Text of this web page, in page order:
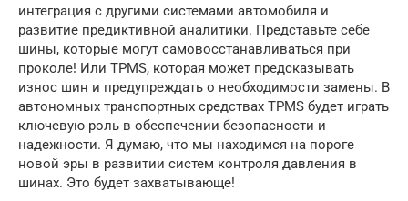
интеграция с другими системами автомобиля и
развитие предиктивной аналитики. Представьте себе
шины, которые могут самовосстанавливаться при
проколе! Или TPMS, которая может предсказывать
износ шин и предупреждать о необходимости замены. В
автономных транспортных средствах TPMS будет играть
ключевую роль в обеспечении безопасности и
надежности. Я думаю, что мы находимся на пороге
новой эры в развитии систем контроля давления в
шинах. Это будет захватывающе!